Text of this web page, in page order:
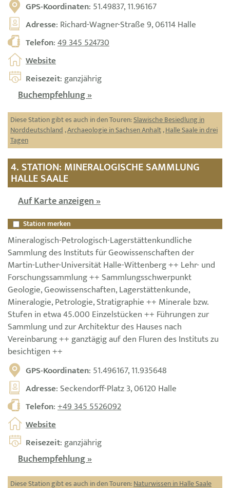
GPS-Koordinaten: 51.49837, 11.96167
Adresse: Richard-Wagner-Straße 9, 06114 Halle
Telefon:49 345 524730
Website
Reisezeit: ganzjährig
Buchempfehlung »
Diese Station gibt es auch in den Touren:Slawische Besiedlung in
Norddeutschland,Archaeologie in Sachsen Anhalt,Halle Saale in drei
Tagen
4. STATION: MINERALOGISCHE SAMMLUNG
HALLE SAALE
Auf Karte anzeigen »
Station merken
Mineralogisch-Petrologisch-Lagerstättenkundliche
Sammlung des Instituts für Geowissenschaften der
Martin-Luther-Universität Halle-Wittenberg ++ Lehr- und
Forschungssammlung ++ Sammlungsschwerpunkt
Geologie, Geowissenschaften, Lagerstättenkunde,
Mineralogie, Petrologie, Stratigraphie ++ Minerale bzw.
Stufen in etwa 45.000 Einzelstücken ++ Führungen zur
Sammlung und zur Architektur des Hauses nach
Vereinbarung ++ ganztägig auf den Fluren des Instituts zu
besichtigen ++
GPS-Koordinaten: 51.496167, 11.935648
Adresse: Seckendorff-Platz 3, 06120 Halle
Telefon:+49 345 5526092
Website
Reisezeit: ganzjährig
Buchempfehlung »
Diese Station gibt es auch in den Touren:Naturwissen in Halle Saale